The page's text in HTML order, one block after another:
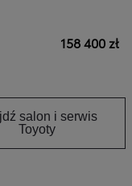
158 400 zł
salon i serwis
Toyoty